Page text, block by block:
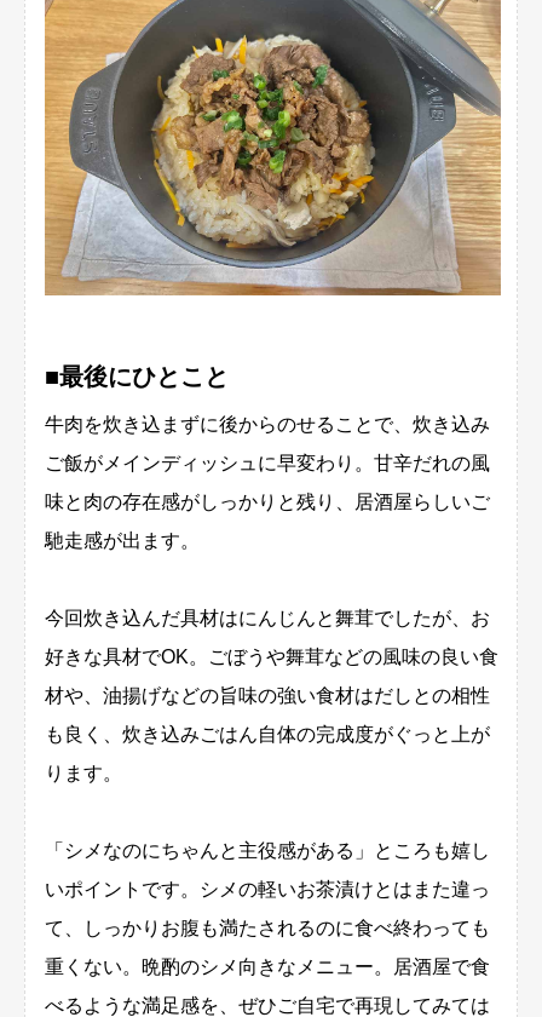
■最後にひとこと
牛肉を炊き込まずに後からのせることで、炊き込み
ご飯がメインディッシュに早変わり。甘辛だれの風
味と肉の存在感がしっかりと残り、居酒屋らしいご
馳走感が出ます。
今回炊き込んだ具材はにんじんと舞茸でしたが、お
好きな具材でOK。ごぼうや舞茸などの風味の良い食
材や、油揚げなどの旨味の強い食材はだしとの相性
も良く、炊き込みごはん自体の完成度がぐっと上が
ります。
「シメなのにちゃんと主役感がある」ところも嬉し
いポイントです。シメの軽いお茶漬けとはまた違っ
て、しっかりお腹も満たされるのに食べ終わっても
重くない。晩酌のシメ向きなメニュー。居酒屋で食
べるような満足感を、ぜひご自宅で再現してみては